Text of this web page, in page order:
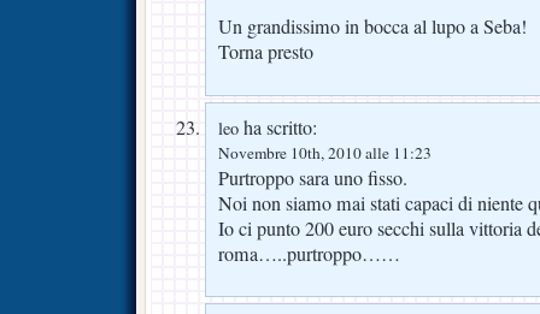
Un grandissimo in bocca al lupo a Seba!
Torna presto
leo ha scritto:
Novembre 10th, 2010 alle 11:23
Purtroppo sara uno fisso.
Noi non siamo mai stati capaci di
Io ci punto 200 euro secchi sulla vittoria
roma…..purtroppo……